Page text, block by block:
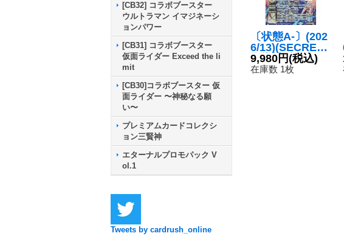
[CB32] コラボブースター
ウルトラマン イマジネーシ
ョンパワー
[CB31] コラボブースター
仮面ライダー Exceed the li
mit
[CB30]コラボブースター 仮
面ライダー 〜神秘なる願
い〜
プレミアムカードコレクシ
ョン三賢神
エターナルプロモパック V
ol.1
Tweets by cardrush_online
〔状態A-〕(202
6/13)(SECRET)
聖導神兵ターロ
ス・ゴレム【C
9,980円(税込)
在庫数 1枚